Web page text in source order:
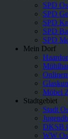
SPD
SPD
SPD
SPD
SPD
Mein Dorf
Möbel
Stadtgebiet
Stadt
DKSB
WW